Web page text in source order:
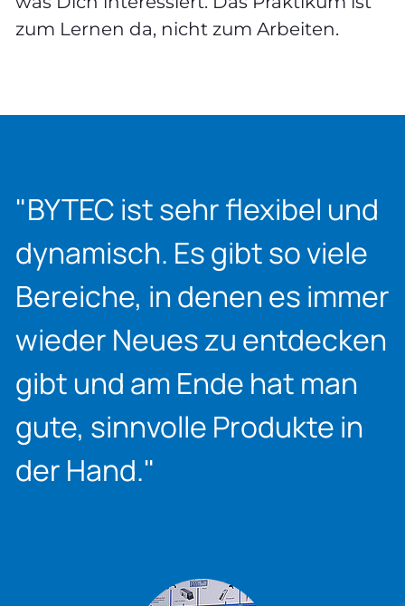
zum Lernen da, nicht zum Arbeiten.
BYTEC ist sehr flexibel und
dynamisch. Es gibt so viele
Bereiche, in denen es immer
wieder Neues zu entdecken
gibt und am Ende hat man
gute, sinnvolle Produkte in
der Hand.